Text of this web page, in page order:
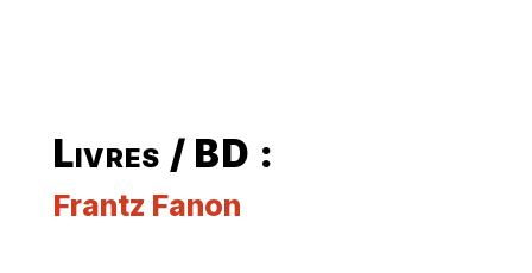
Livres / BD :
Frantz Fanon